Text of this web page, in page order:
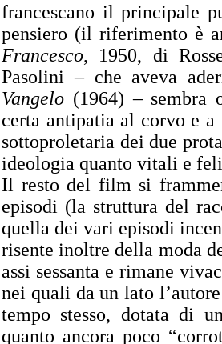
francescano il principale
pensiero (il riferimento è
Francesco, 1950, di
Pasolini – che aveva
Vangelo (1964) – sembra
certa antipatia al corvo e a
sottoproletaria dei due
ideologia quanto vitali e
Il resto del film si
episodi (la struttura del
quella dei vari episodi
risente inoltre della moda
assi sessanta e rimane
nei quali da un lato
tempo stesso, dotata di
quanto ancora poco